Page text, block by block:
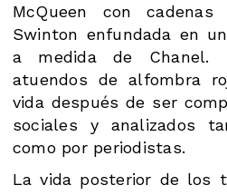
McQueen con
Swinton enfundada en
a medida de Chanel.
atuendos de alfombra
vida después de ser
sociales y analizados
como por periodistas.
La vida posterior de los